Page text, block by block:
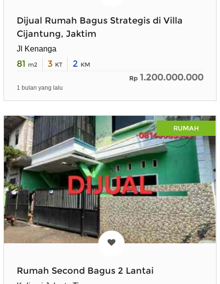
Dijual Rumah Bagus Strategis di Villa
Cijantung, Jaktim
Jl Kenanga
81 m2 3 KT 2 KM
Rp 1.200.000.000
1 bulan yang lalu
RUMAH
Rumah Second Bagus 2 Lantai